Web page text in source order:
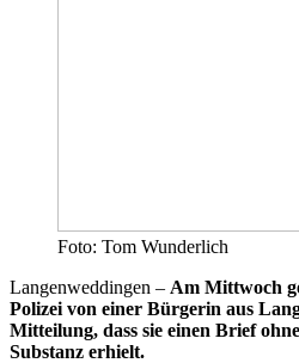
Foto: Tom Wunderlich
Langenweddingen – Am Mittwoch
Polizei von einer Bürgerin aus
Mitteilung, dass sie einen Brief
Substanz erhielt.